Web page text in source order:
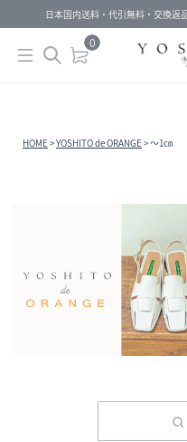
日本国内送料・代引無料・交換返
0
HOME YOSHITO de ORANGE ～1㎝